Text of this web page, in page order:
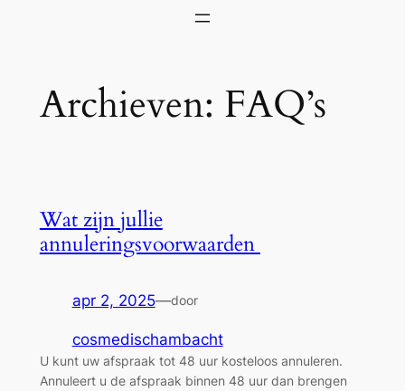
inhoudArchieven: FAQ’s
Wat zijn jullie
annuleringsvoorwaarden
apr 2, 2025—door
cosmedischambacht
U kunt uw afspraak tot 48 uur kosteloos annuleren.
Annuleert u de afspraak binnen 48 uur dan brengen